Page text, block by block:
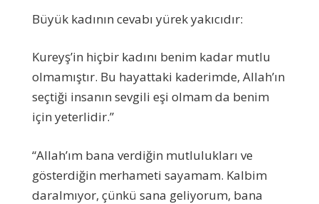
Büyük kadının cevabı yürek yakıcıdır:
Kureyş’in hiçbir kadını benim kadar mutlu
olmamıştır. Bu hayattaki kaderimde, Allah’ın
seçtiği insanın sevgili eşi olmam da benim
için yeterlidir.”
“Allah’ım bana verdiğin mutlulukları ve
gösterdiğin merhameti sayamam. Kalbim
daralmıyor, çünkü sana geliyorum, bana